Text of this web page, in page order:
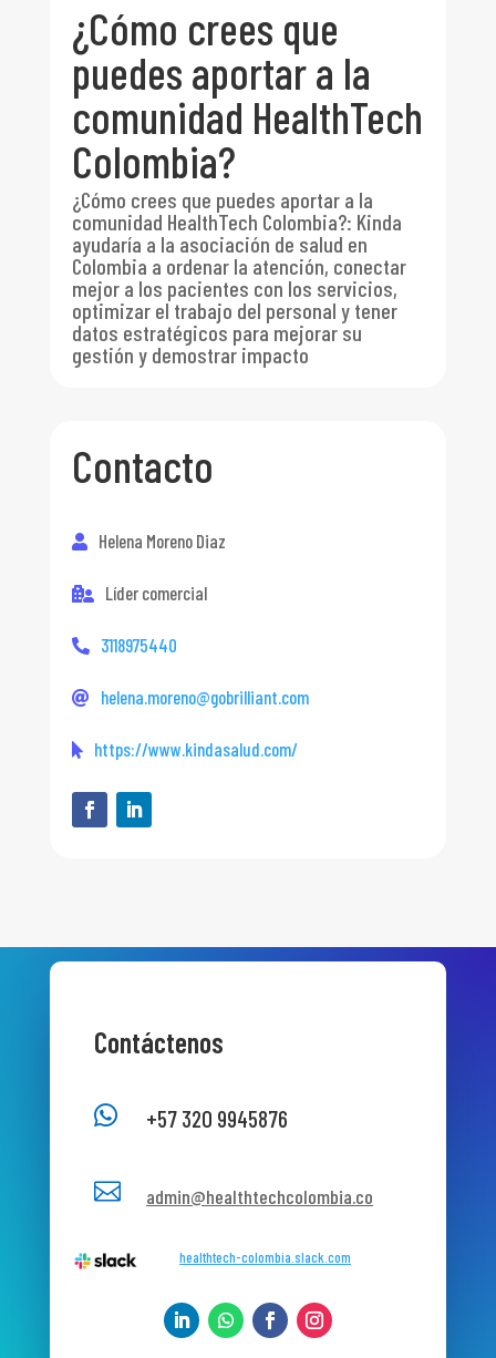
¿Cómo crees que
puedes aportar a la
comunidad HealthTech
Colombia?
¿Cómo crees que puedes aportar a la
comunidad HealthTech Colombia?: Kinda
ayudaría a la asociación de salud en
Colombia a ordenar la atención, conectar
mejor a los pacientes con los servicios,
optimizar el trabajo del personal y tener
datos estratégicos para mejorar su
gestión y demostrar impacto
Contacto
Helena Moreno Diaz
Líder comercial
3118975440
helena.moreno@gobrilliant.com
https://www.kindasalud.com/
Contáctenos
 +57 320 9945876
 admin@healthtechcolombia.co
healthtech-colombia.slack.com